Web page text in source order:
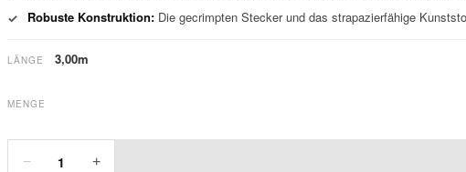
✓
Robuste Konstruktion: Die gecrimpten Stecker und das strapazierfähige
LÄNGE 3,00m
MENGE
− 1 +